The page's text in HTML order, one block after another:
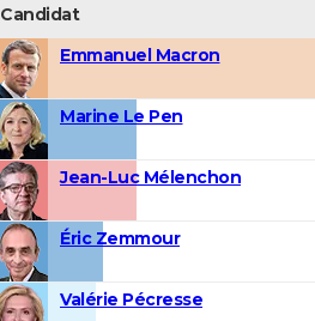
Candidat
Emmanuel Macron
Marine Le Pen
Jean-Luc Mélenchon
Éric Zemmour
Valérie Pécresse